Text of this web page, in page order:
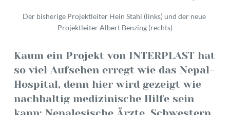
Der bisherige Projektleiter Hein Stahl (links) und der neue
Projektleiter Albert Benzing (rechts)
Kaum ein Projekt von INTERPLAST hat
so viel Aufsehen erregt wie das Nepal-
Hospital, denn hier wird gezeigt wie
nachhaltig medizinische Hilfe sein